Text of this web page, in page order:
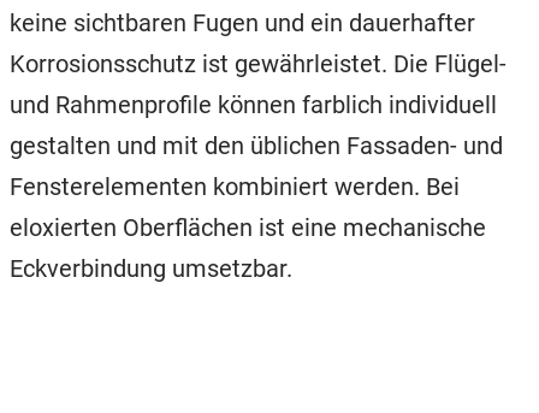
keine sichtbaren Fugen und ein dauerhafter
Korrosionsschutz ist gewährleistet. Die Flügel-
und Rahmenprofile können farblich individuell
gestalten und mit den üblichen Fassaden- und
Fensterelementen kombiniert werden. Bei
eloxierten Oberflächen ist eine mechanische
Eckverbindung umsetzbar.